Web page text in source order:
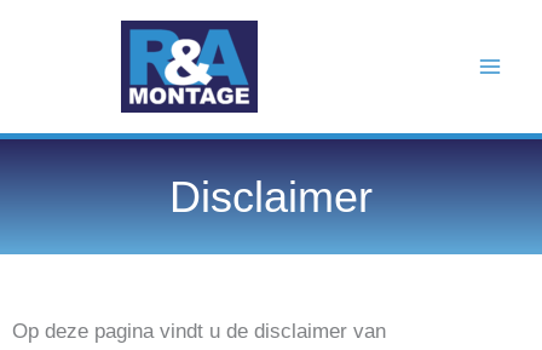
Disclaimer
Op deze pagina vindt u de disclaimer van